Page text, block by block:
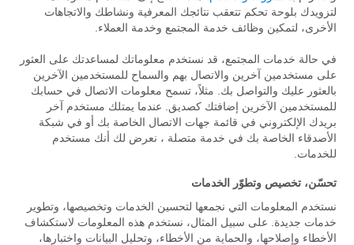
لتزويدك بلوحة تحكم تتعقب نتائجك المعرفية ونشاطك والاتجاهات
الأخرى، لتمكين وظائف خدمة المجتمع وخدمة العملاء.
في حالة خدمات المجتمع، قد نستخدم معلوماتك لمساعدتك على العثور
على مستخدمين آخرين والاتصال بهم والسماح للمستخدمين الآخرين
بالعثور عليك والتواصل بك. مثلاً، تسمح معلومات الاتصال في حسابك
للمستخدمين الآخرين إضافتك كصديق. عندما يمتلك مستخدم آخر
بريدك الإلكتروني في قائمة جهات الاتصال الخاصة بك أو في شبكة
الأصدقاء الخاصة بك في خدمة متصلة ، نعرض لك أنك مستخدم
للخدمات.
تحسّن، تخصيص وتطوّر الخدمات
نستخدم المعلومات التي نجمعها لتحسين الخدمات وتخصيصها، وتطوير
خدمات جديدة. على سبيل المثال، نستخدم هذه المعلومات لاستكشاف
الأخطاء وإصلاحها، والحماية من الأخطاء، وتحليل البيانات واختبارها،